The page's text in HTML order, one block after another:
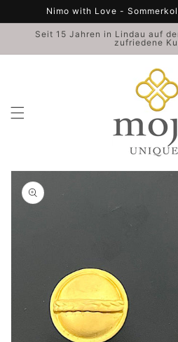
Inhalt
Nimo with Love -
Seit 15 Jahren in Lindau auf
zufriedene